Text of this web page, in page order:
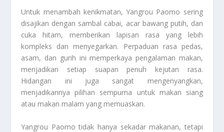
Untuk menambah kenikmatan, Yangrou Paomo sering
disajikan dengan sambal cabai, acar bawang putih, dan
cuka hitam, memberikan lapisan rasa yang lebih
kompleks dan menyegarkan. Perpaduan rasa pedas,
asam, dan gurih ini memperkaya pengalaman makan,
menjadikan setiap suapan penuh kejutan rasa.
Hidangan ini juga sangat mengenyangkan,
menjadikannya pilihan sempurna untuk makan siang
atau makan malam yang memuaskan.
Yangrou Paomo tidak hanya sekadar makanan, tetapi